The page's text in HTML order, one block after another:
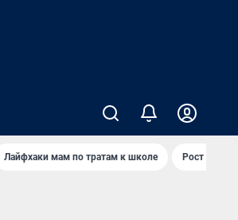
Лайфхаки мам по тратам к школе Рост цен на